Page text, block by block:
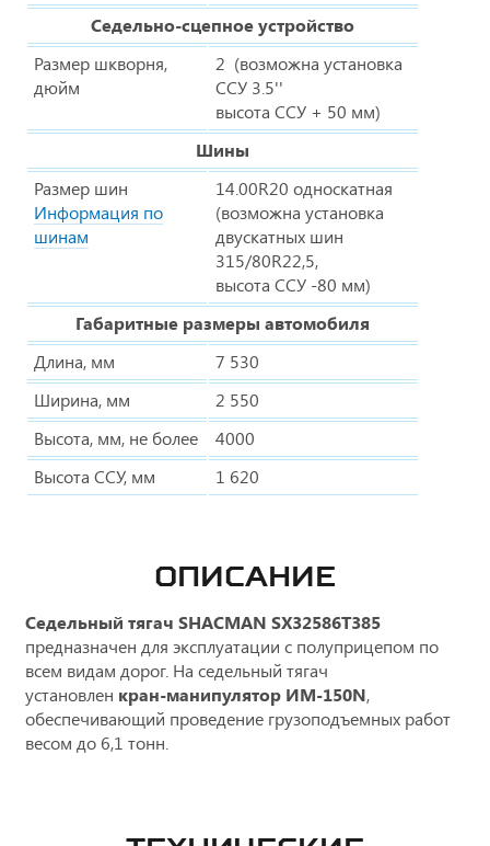
Седельно-сцепное устройство
Размер шкворня,
дюйм
2 (возможна установка
ССУ 3.5''
высота ССУ + 50 мм)
Шины
Размер шин
Информация по
шинам
14.00R20 односкатная
(возможна установка
двускатных шин
315/80R22,5,
высота ССУ -80 мм)
Габаритные размеры автомобиля
Длина, мм
7 530
Ширина, мм
2 550
Высота, мм, не более
4000
Высота ССУ, мм
1 620
ОПИСАНИЕ
Седельный тягач SHACMAN SX32586T385
предназначен для эксплуатации с полуприцепом по
всем видам дорог. На седельный тягач
установлен кран-манипулятор ИМ-150N,
обеспечивающий проведение грузоподъемных работ
весом до 6,1 тонн.